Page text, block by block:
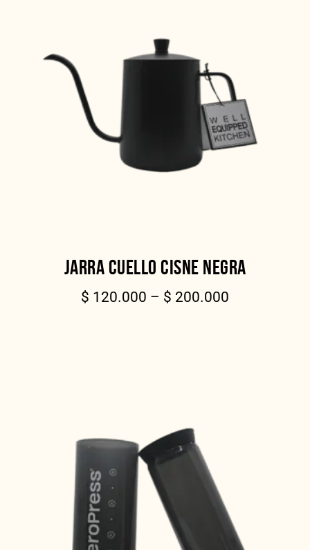
JARRA CUELLO CISNE NEGRA
$ 120.000 – $ 200.000